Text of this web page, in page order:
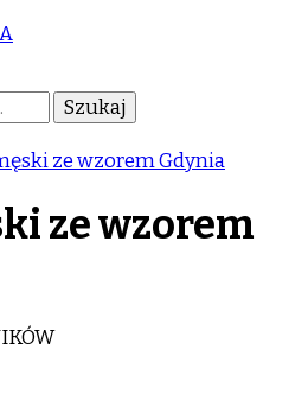
ze wzorem Gdynia
ze wzorem